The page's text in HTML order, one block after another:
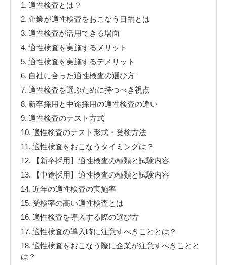
1. 適性検査とは？
2. 企業が適性検査をおこなう目的とは
3. 適性検査が活用できる場面
4. 適性検査を実施するメリット
5. 適性検査を実施するデメリット
6. 自社に合った適性検査の選び方
7. 適性検査を選ぶために持つべき視点
8. 新卒採用と中途採用の適性検査の違い
9. 適性検査のテスト方式
10. 適性検査のテスト形式・受検方法
11. 適性検査をおこなうタイミングは？
12.
【新卒採用】適性検査の種類と試験内容
13.
【中途採用】適性検査の種類と試験内容
14. 近年の適性検査の実施率
15. 受検率の高い適性検査とは
16. 適性検査を導入する際の選び方
17. 適性検査の導入時に注意すべきこととは？
18. 適性検査をおこなう際に企業が注意すべきことと
は？